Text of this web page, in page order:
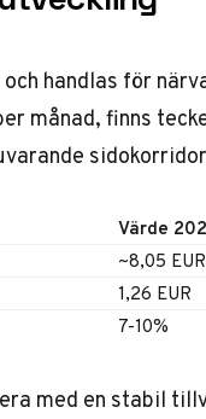
handlas för
månad, finns
Värde
~8,05 EUR
1,26 EUR
7-10%
med en stabil